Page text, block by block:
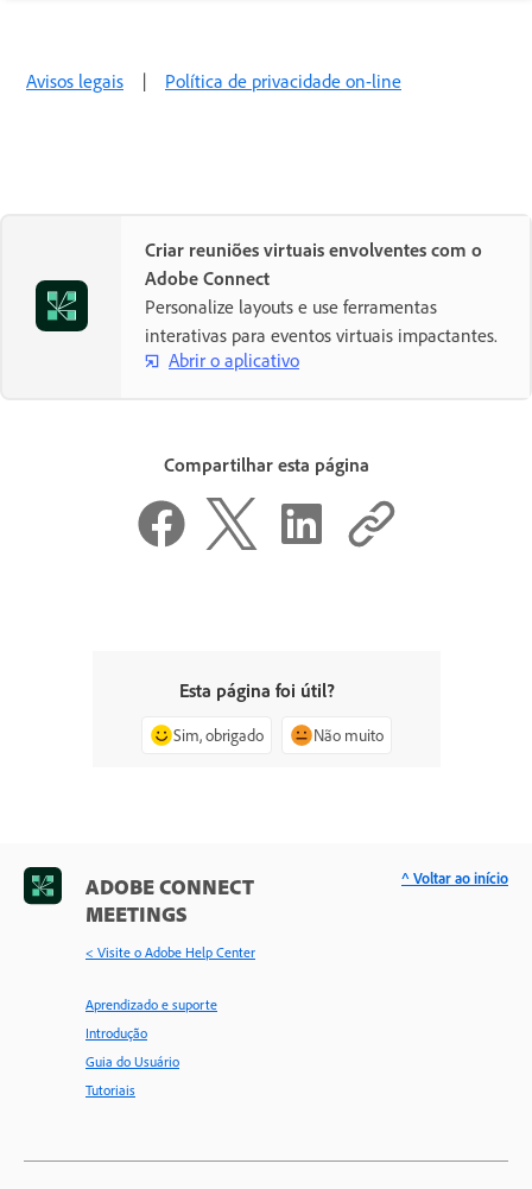
Avisos legais | Política de privacidade on-line
Criar reuniões virtuais envolventes com o
Adobe Connect
Personalize layouts e use ferramentas
interativas para eventos virtuais impactantes.
Abrir o aplicativo
Compartilhar esta página
Esta página foi útil?
Sim, obrigado Não muito
ADOBE CONNECT
MEETINGS
< Visite o Adobe Help Center
Aprendizado e suporte
Introdução
Guia do Usuário
Tutoriais
^ Voltar ao início